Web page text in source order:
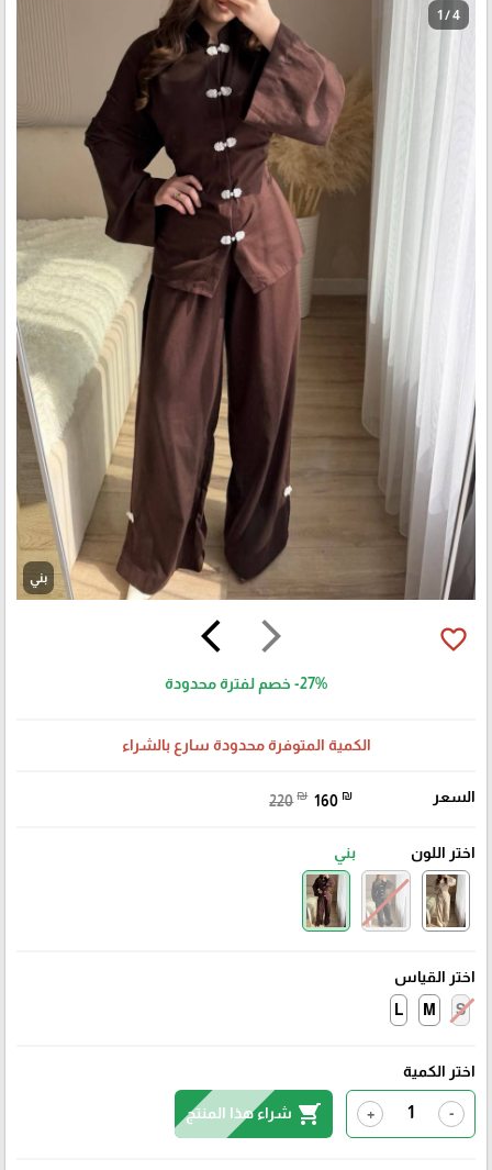
1 / 4
بني
arrow_forward_ios
arrow_back_ios favorite_border
-27% خصم لفترة محدودة
الكمية المتوفرة محدودة سارع بالشراء
السعر 220 ₪ 160 ₪
اختر اللون بني
اختر القياس
S
M
L
اختر الكمية
-
+
shopping_cart شراء هذا المنتج